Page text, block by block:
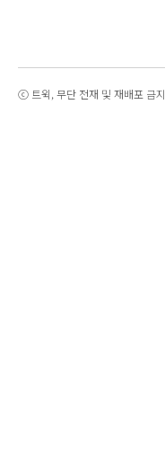
ⓒ 트윅, 무단 전재 및 재배포 금지